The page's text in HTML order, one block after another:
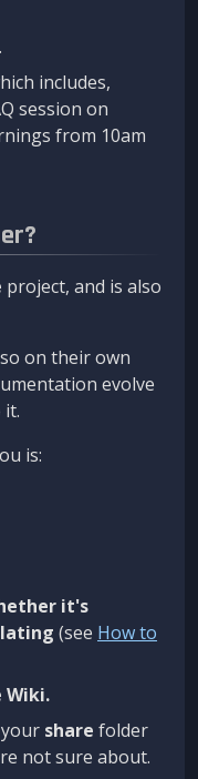
.
includes,
session on
from 10am
project, and is also
on their own
evolve
is:
it's
(see How to
Wiki.
share folder
not sure about.